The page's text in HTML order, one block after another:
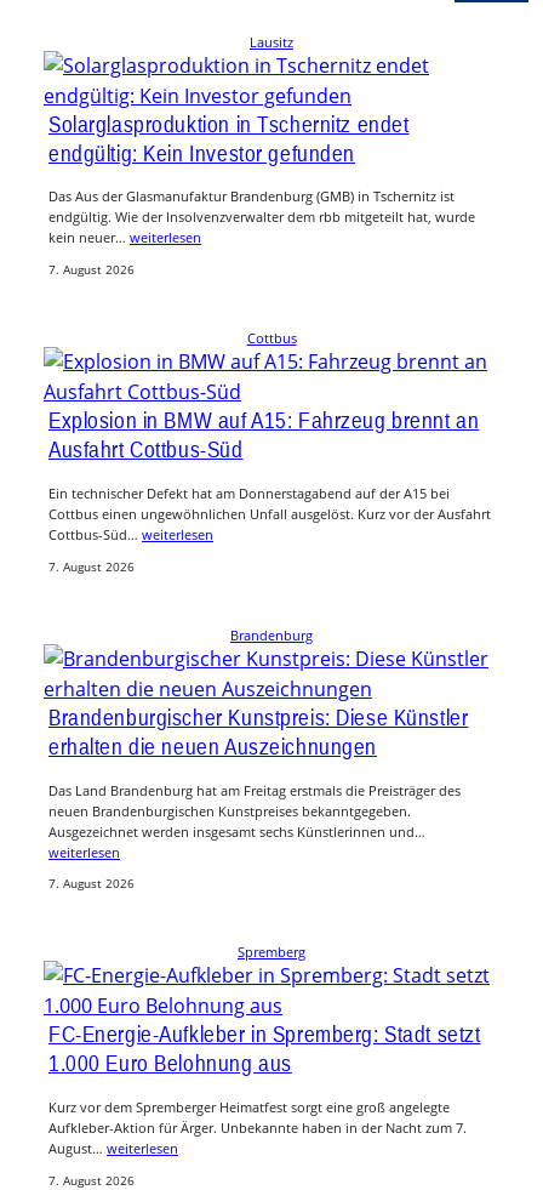
Lausitz
Solarglasproduktion in Tschernitz endet
endgültig: Kein Investor gefunden
Das Aus der Glasmanufaktur Brandenburg (GMB) in Tschernitz ist
endgültig. Wie der Insolvenzverwalter dem rbb mitgeteilt hat, wurde
kein neuer… weiterlesen
7. August 2026
Cottbus
Explosion in BMW auf A15: Fahrzeug brennt an
Ausfahrt Cottbus-Süd
Ein technischer Defekt hat am Donnerstagabend auf der A15 bei
Cottbus einen ungewöhnlichen Unfall ausgelöst. Kurz vor der Ausfahrt
Cottbus-Süd… weiterlesen
7. August 2026
Brandenburg
Brandenburgischer Kunstpreis: Diese Künstler
erhalten die neuen Auszeichnungen
Das Land Brandenburg hat am Freitag erstmals die Preisträger des
neuen Brandenburgischen Kunstpreises bekanntgegeben.
Ausgezeichnet werden insgesamt sechs Künstlerinnen und…
weiterlesen
7. August 2026
Spremberg
FC-Energie-Aufkleber in Spremberg: Stadt setzt
1.000 Euro Belohnung aus
Kurz vor dem Spremberger Heimatfest sorgt eine groß angelegte
Aufkleber-Aktion für Ärger. Unbekannte haben in der Nacht zum 7.
August… weiterlesen
7. August 2026